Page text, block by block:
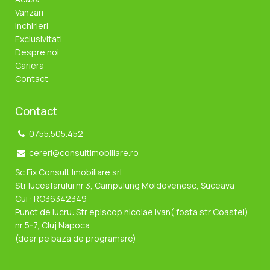
Vanzari
Inchirieri
Exclusivitati
Despre noi
Cariera
Contact
Contact
0755.505.452
cereri@consultimobiliare.ro
Sc Fix Consult Imobiliare srl
Str luceafarului nr 3, Campulung Moldovenesc, Suceava
Cui : RO36342349
Punct de lucru: Str episcop nicolae ivan( fosta str Coastei)
nr 5-7, Cluj Napoca
(doar pe baza de programare)